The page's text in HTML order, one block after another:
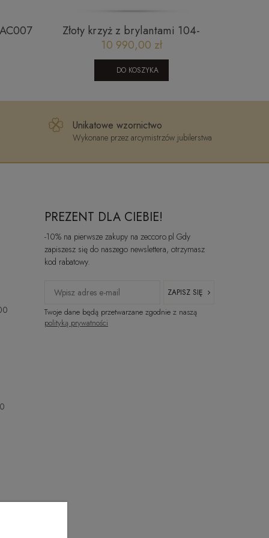
Złoty krzyż z brylantami 104-
10039
10 990,00 zł
DO KOSZYKA
Unikatowe wzornictwo
Wykonane przez arcymistrzów jubilerstwa
PREZENT DLA CIEBIE!
-10% na pierwsze zakupy na zeccoro.pl Gdy
zapiszesz się do naszego newslettera, otrzymasz
kod rabatowy.
ZAPISZ SIĘ
Twoje dane będą przetwarzane zgodnie z naszą
polityką prywatności